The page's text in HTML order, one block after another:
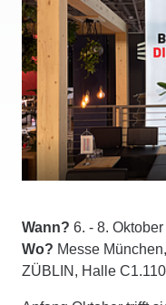
Wann? 6. - 8.
Wo? Messe
ZÜBLIN, Halle C1.110